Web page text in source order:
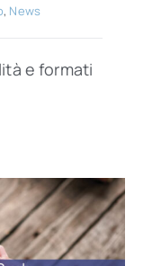
, News
e formati